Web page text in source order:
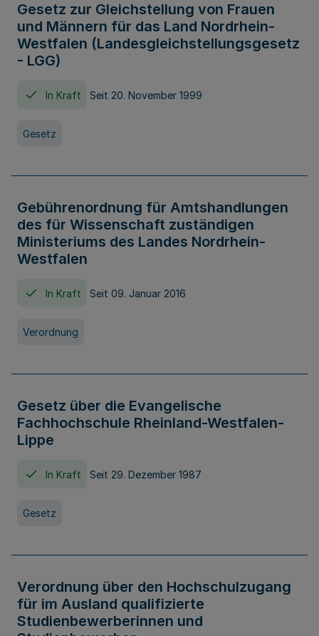
Gesetz zur Gleichstellung von Frauen
und Männern für das Land Nordrhein-
Westfalen (Landesgleichstellungsgesetz
- LGG)
In Kraft Seit 20. November 1999
Gesetz
Gebührenordnung für Amtshandlungen
des für Wissenschaft zuständigen
Ministeriums des Landes Nordrhein-
Westfalen
In Kraft Seit 09. Januar 2016
Verordnung
Gesetz über die Evangelische
Fachhochschule Rheinland-Westfalen-
Lippe
In Kraft Seit 29. Dezember 1987
Gesetz
Verordnung über den Hochschulzugang
für im Ausland qualifizierte
Studienbewerberinnen und